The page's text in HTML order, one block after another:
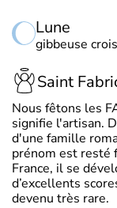
Lune
gibbeuse
Saint
Nous fêtons les
signifie l'artisan.
d'une famille
prénom est resté
France, il se
d’excellents
devenu très rare.